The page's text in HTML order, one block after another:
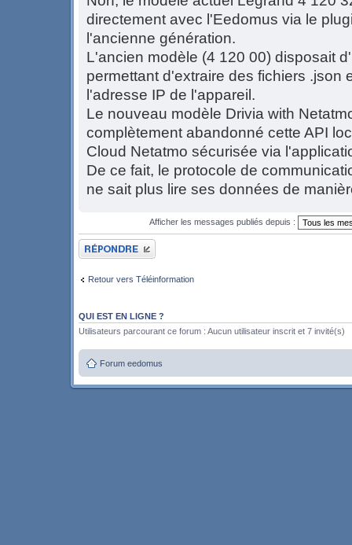
directement avec l'Eedomus via le
l'ancienne génération.
L'ancien modèle (4 120 00) disposait
permettant d'extraire des fichiers .json
l'adresse IP de l'appareil.
Le nouveau modèle Drivia with
complètement abandonné cette API
Cloud Netatmo sécurisée via
De ce fait, le protocole de
ne sait plus lire ses données de
Afficher les messages publiés depuis :
Publier une réponse
Retour vers Téléinformation
QUI EST EN LIGNE ?
Utilisateurs parcourant ce forum : Aucun utilisateur inscrit et 7 invité(s)
Forum eedomus